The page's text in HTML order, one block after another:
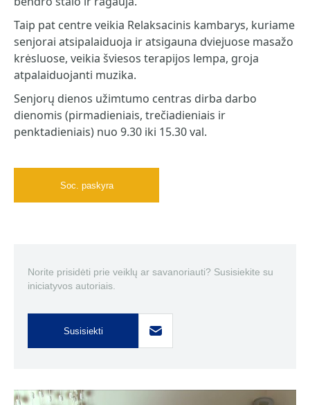
Taip pat centre veikia Relaksacinis kambarys, kuriame
senjorai atsipalaiduoja ir atsigauna dviejuose masažo
krėsluose, veikia šviesos terapijos lempa, groja
atpalaiduojanti muzika.
Senjorų dienos užimtumo centras dirba darbo
dienomis (pirmadieniais, trečiadieniais ir
penktadieniais) nuo 9.30 iki 15.30 val.
Soc. paskyra
Norite prisidėti prie veiklų ar savanoriauti? Susisiekite su
iniciatyvos autoriais.
Susisiekti